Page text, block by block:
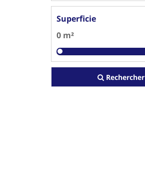
Superficie
0 m²
Rechercher